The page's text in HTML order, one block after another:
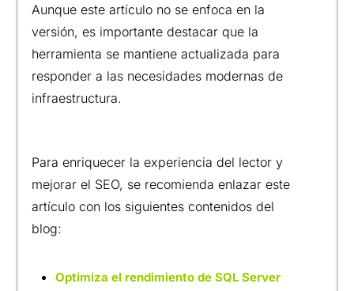
Aunque este artículo no se enfoca en la
versión, es importante destacar que la
herramienta se mantiene actualizada para
responder a las necesidades modernas de
infraestructura.
Para enriquecer la experiencia del lector y
mejorar el SEO, se recomienda enlazar este
artículo con los siguientes contenidos del
blog:
Optimiza el rendimiento de SQL Server